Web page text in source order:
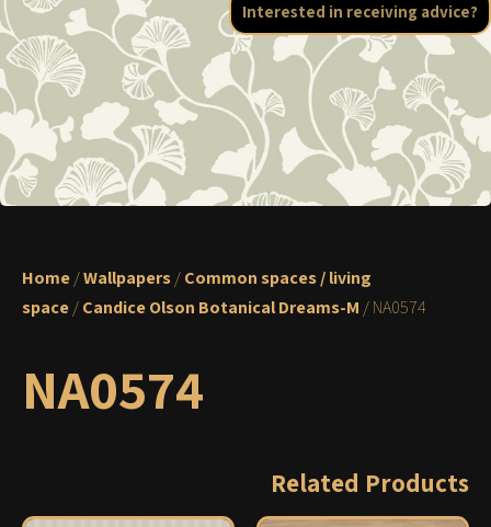
Home/Wallpapers/Common spaces / living
space/Candice Olson Botanical Dreams-M / NA0574
NA0574
Related Products
Interested in receiving advice?